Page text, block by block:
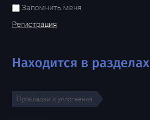
Запомнить меня
Регистрация
Находится в разделах
Прокладки и уплотнения